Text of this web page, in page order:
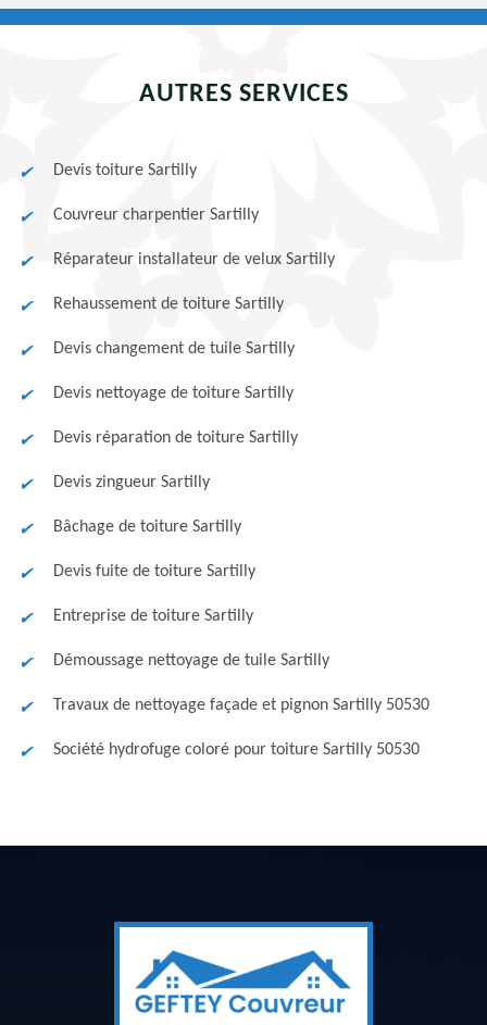
AUTRES SERVICES
Devis toiture Sartilly
Couvreur charpentier Sartilly
Réparateur installateur de velux Sartilly
Rehaussement de toiture Sartilly
Devis changement de tuile Sartilly
Devis nettoyage de toiture Sartilly
Devis réparation de toiture Sartilly
Devis zingueur Sartilly
Bâchage de toiture Sartilly
Devis fuite de toiture Sartilly
Entreprise de toiture Sartilly
Démoussage nettoyage de tuile Sartilly
Travaux de nettoyage façade et pignon Sartilly 50530
Société hydrofuge coloré pour toiture Sartilly 50530